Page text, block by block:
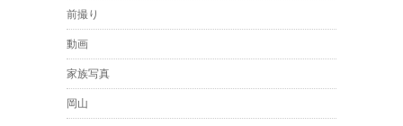
前撮り
動画
家族写真
岡山